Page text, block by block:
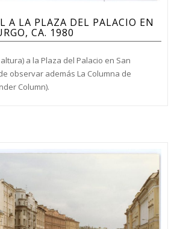
A LA PLAZA DEL PALACIO EN
CA. 1980
a la Plaza del Palacio en San
observar además La Columna de
Column).